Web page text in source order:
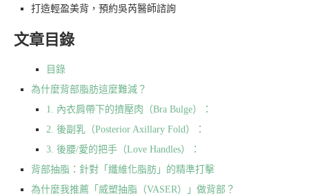
打造輕盈美背，預約吳芮醫師諮詢
文章目錄
目錄
為什麼背部脂肪這麼難減？
1. 內衣肩帶下的擠壓肉（Bra Bulge）：
2. 後副乳（Posterior Axillary Fold）：
3. 後腰/愛的把手（Love Handles）：
背部抽脂：針對「纖維化脂肪」的精準打擊
為什麼我推薦「威塑抽脂（VASER）」做背部？